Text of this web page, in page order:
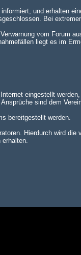
und erhalten
Bei
vom Forum
liegt es im
eingestellt
sind dem
bereitgestellt werden.
Hierdurch wird die
erhalten.